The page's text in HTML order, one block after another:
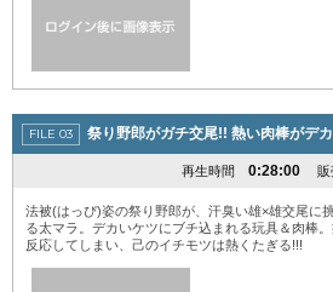
祭り野郎がガチ交尾!! 熱い肉棒がデ
再生時間 0:28:00 販
法被(はっぴ)姿の祭り野郎が、汗臭い雄×雄交尾に
る太マラ。デカいケツにブチ込まれる玩具＆肉棒
反応してしまい、己のイチモツは熱くたぎる!!!